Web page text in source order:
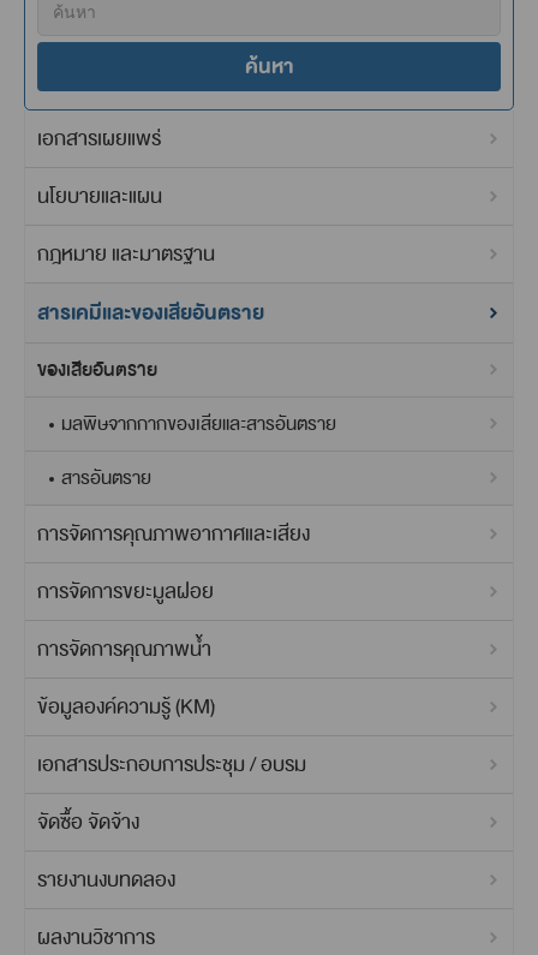
ค้นหา
เอกสารเผยแพร่
นโยบายและแผน
กฎหมาย และมาตรฐาน
สารเคมีและของเสียอันตราย
ของเสียอันตราย
มลพิษจากกากของเสียและสารอันตราย
สารอันตราย
การจัดการคุณภาพอากาศและเสียง
การจัดการขยะมูลฝอย
การจัดการคุณภาพน้ำ
ข้อมูลองค์ความรู้ (KM)
เอกสารประกอบการประชุม / อบรม
จัดซื้อ จัดจ้าง
รายงานงบทดลอง
ผลงานวิชาการ